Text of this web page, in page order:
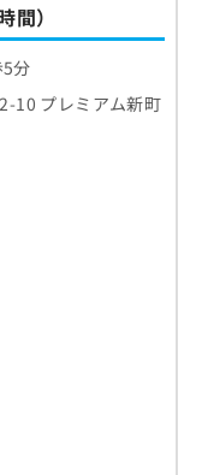
）
分
10 プレミアム新町